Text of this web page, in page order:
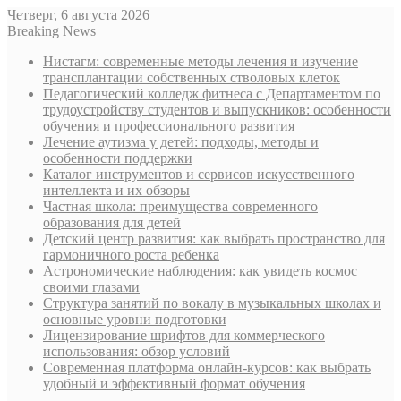
Четверг, 6 августа 2026
Breaking News
Нистагм: современные методы лечения и изучение
трансплантации собственных стволовых клеток
Педагогический колледж фитнеса с Департаментом по
трудоустройству студентов и выпускников: особенности
обучения и профессионального развития
Лечение аутизма у детей: подходы, методы и
особенности поддержки
Каталог инструментов и сервисов искусственного
интеллекта и их обзоры
Частная школа: преимущества современного
образования для детей
Детский центр развития: как выбрать пространство для
гармоничного роста ребенка
Астрономические наблюдения: как увидеть космос
своими глазами
Структура занятий по вокалу в музыкальных школах и
основные уровни подготовки
Лицензирование шрифтов для коммерческого
использования: обзор условий
Современная платформа онлайн-курсов: как выбрать
удобный и эффективный формат обучения